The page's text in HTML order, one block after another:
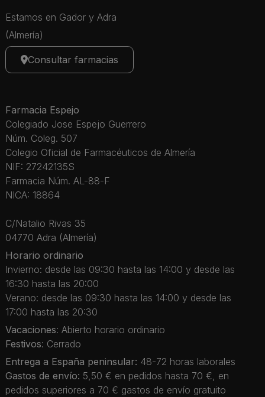
Estamos en Gador y Adra
(Almería)
Consultar farmacias
Farmacia Espejo
Colegiado Jose Espejo Guerrero
Núm. Coleg. 507
Colegio Oficial de Farmacéuticos de Almería
NIF: 27242135S
Farmacia Núm. AL-88-F
NICA: 18864
C/Natalio Rivas 35
04770 Adra (Almería)
Horario ordinario
Invierno: desde las 09:30 hasta las 14:00 y desde las
16:30 hasta las 20:00
Verano: desde las 09:30 hasta las 14:00 y desde las
17:00 hasta las 20:30
Vacaciones: Abierto horario ordinario
Festivos: Cerrado
Entrega a España peninsular: 48-72 horas laborales
Gastos de envío: 5,50 € en pedidos hasta 70 €, en
pedidos superiores a 70 € gastos de envío gratuito